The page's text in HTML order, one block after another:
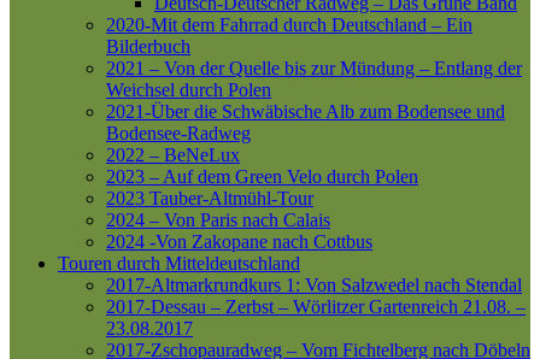
2020-Mit dem Fahrrad durch Deutschland – Ein
Bilderbuch
2021 – Von der Quelle bis zur Mündung – Entlang der
Weichsel durch Polen
2021-Über die Schwäbische Alb zum Bodensee und
Bodensee-Radweg
2022 – BeNeLux
2023 – Auf dem Green Velo durch Polen
2023 Tauber-Altmühl-Tour
2024 – Von Paris nach Calais
2024 -Von Zakopane nach Cottbus
Touren durch Mitteldeutschland
2017-Altmarkrundkurs 1: Von Salzwedel nach Stendal
2017-Dessau – Zerbst – Wörlitzer Gartenreich 21.08. –
23.08.2017
2017-Zschopauradweg – Vom Fichtelberg nach Döbeln